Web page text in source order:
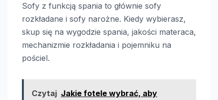
Sofy z funkcją spania to głównie sofy
rozkładane i sofy narożne. Kiedy wybierasz,
skup się na wygodzie spania, jakości materaca,
mechanizmie rozkładania i pojemniku na
pościel.
Czytaj Jakie fotele wybrać, aby